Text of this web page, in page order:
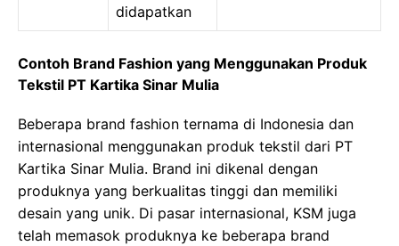
didapatkan
Contoh Brand Fashion yang Menggunakan Produk
Tekstil PT Kartika Sinar Mulia
Beberapa brand fashion ternama di Indonesia dan
internasional menggunakan produk tekstil dari PT
Kartika Sinar Mulia. Brand ini dikenal dengan
produknya yang berkualitas tinggi dan memiliki
desain yang unik. Di pasar internasional, KSM juga
telah memasok produknya ke beberapa brand